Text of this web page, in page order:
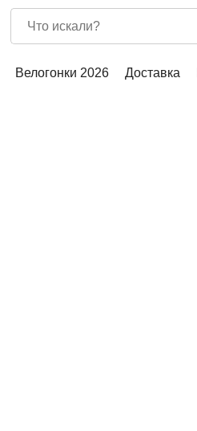
Велогонки 2026 Доставка